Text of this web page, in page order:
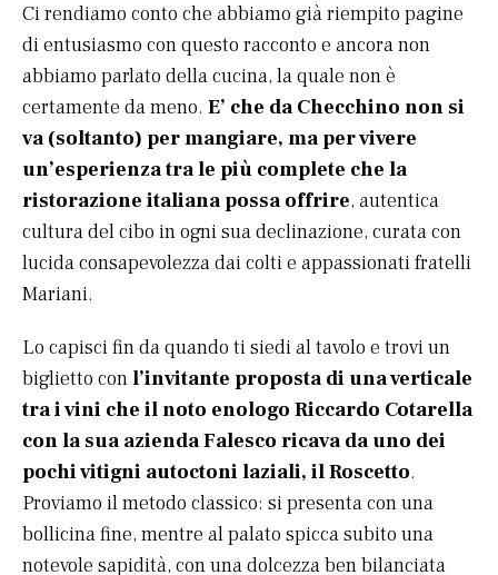
Ci rendiamo conto che abbiamo già riempito pagine
di entusiasmo con questo racconto e ancora non
abbiamo parlato della cucina, la quale non è
certamente da meno. E’ che da Checchino non si
va (soltanto) per mangiare, ma per vivere
un’esperienza tra le più complete che la
ristorazione italiana possa offrire, autentica
cultura del cibo in ogni sua declinazione, curata con
lucida consapevolezza dai colti e appassionati fratelli
Mariani.
Lo capisci fin da quando ti siedi al tavolo e trovi un
biglietto conl’invitante proposta di una verticale
tra i vini che il noto enologo Riccardo Cotarella
con la sua azienda Falesco ricava da uno dei
pochi vitigni autoctoni laziali, il Roscetto.
Proviamo il metodo classico: si presenta con una
bollicina fine, mentre al palato spicca subito una
notevole sapidità, con una dolcezza ben bilanciata